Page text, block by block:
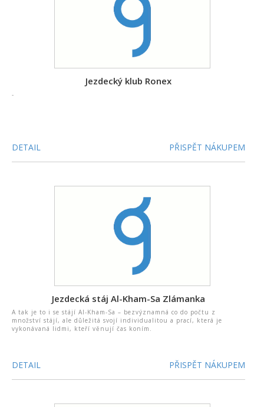
Jezdecký klub Ronex
-
DETAIL PŘISPĚT NÁKUPEM
Jezdecká stáj Al-Kham-Sa Zlámanka
A tak je to i se stájí Al-Kham-Sa – bezvýznamná co do počtu z
množství stájí, ale důležitá svojí individualitou a prací, která je
vykonávaná lidmi, kteří věnují čas koním.
DETAIL PŘISPĚT NÁKUPEM